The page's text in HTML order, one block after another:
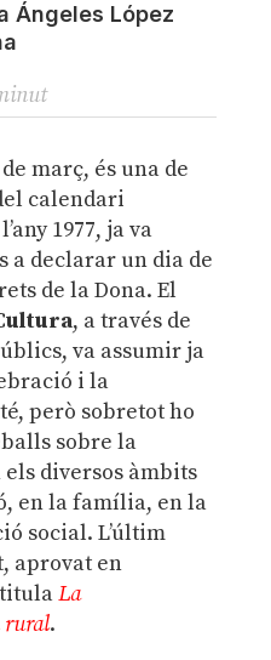
Ángeles López
març, és una de
calendari
1977, ja va
a declarar un dia de
de la Dona. El
, a través de
va assumir ja
i la
però sobretot ho
sobre la
diversos àmbits
en la família, en la
social. L’últim
aprovat en
titulaLa
rural.